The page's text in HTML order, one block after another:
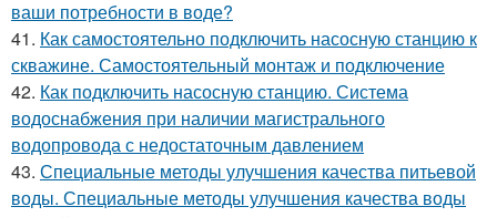
ваши потребности в воде?
41. Как самостоятельно подключить насосную станцию к
скважине. Самостоятельный монтаж и подключение
42. Как подключить насосную станцию. Система
водоснабжения при наличии магистрального
водопровода с недостаточным давлением
43. Специальные методы улучшения качества питьевой
воды. Специальные методы улучшения качества воды